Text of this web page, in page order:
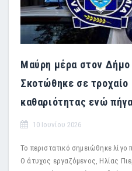
Μαύρη μέρα στον Δήμο
Σκοτώθηκε σε
καθαριότητας ενώ
10 Ιουνίου 2026
Το περιστατικό σημειώθηκε λίγο
Ο άτυχος εργαζόμενος, Ηλίας